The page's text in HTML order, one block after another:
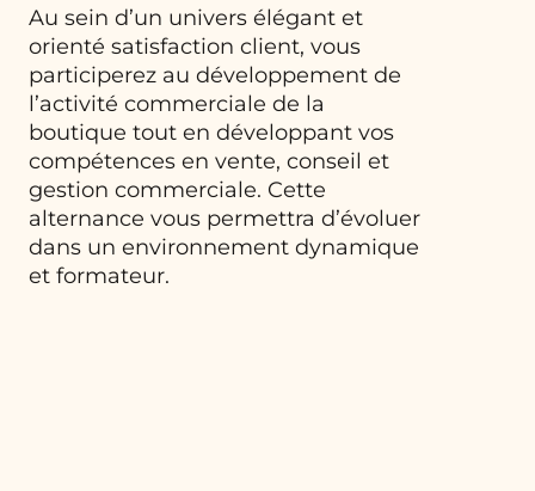
Au sein d’un univers élégant et
orienté satisfaction client, vous
participerez au développement de
l’activité commerciale de la
boutique tout en développant vos
compétences en vente, conseil et
gestion commerciale. Cette
alternance vous permettra d’évoluer
dans un environnement dynamique
et formateur.